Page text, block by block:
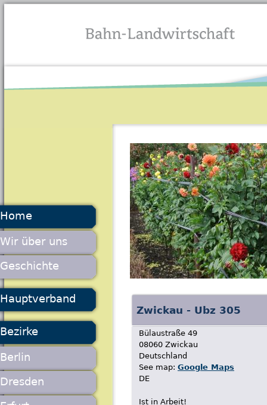
Jump to navigation
Zwickau - Ubz 305
Bülaustraße 49
08060 Zwickau
Deutschland
See map: Google Maps
DE
Ist in Arbeit!
Home
Wir über uns
Geschichte
Hauptverband
Bezirke
Berlin
Dresden